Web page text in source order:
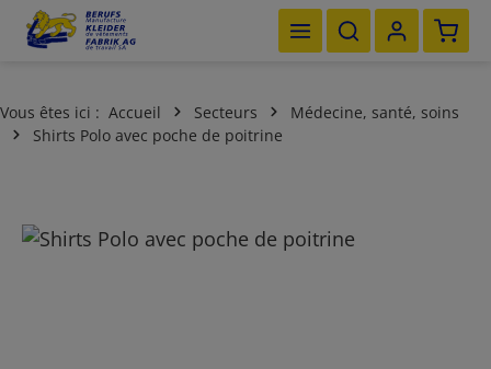
Passer au contenu principal Le
Vous êtes ici : Accueil Secteurs
Médecine, santé, soins
Shirts Polo avec poche de poitrine
Ignorer la galerie d'images